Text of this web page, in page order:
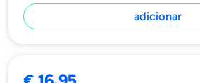
adicionar